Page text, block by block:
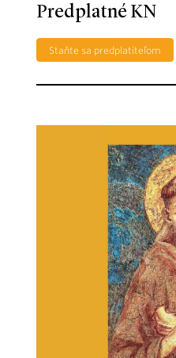
Predplatné KN
Staňte sa predplatiteľom